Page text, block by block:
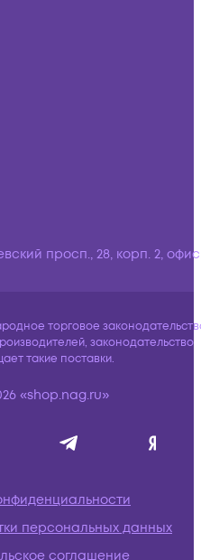
просп., 28, корп. 2,
торговое
законодательство
такие поставки.
«shop.nag.ru»
персональных данных
соглашение